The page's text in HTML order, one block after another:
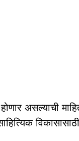
असल्याची
साहित्यिक